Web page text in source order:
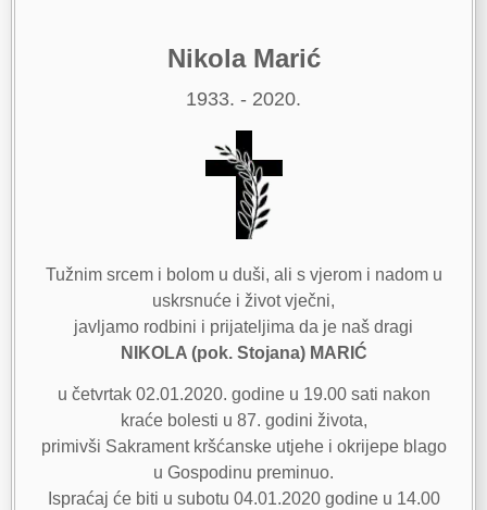
Nikola Marić
1933. - 2020.
Tužnim srcem i bolom u duši, ali s vjerom i nadom u
uskrsnuće i život vječni,
javljamo rodbini i prijateljima da je naš dragi
NIKOLA (pok. Stojana) MARIĆ
u četvrtak 02.01.2020. godine u 19.00 sati nakon
kraće bolesti u 87. godini života,
primivši Sakrament kršćanske utjehe i okrijepe blago
u Gospodinu preminuo.
Ispraćaj će biti u subotu 04.01.2020 godine u 14.00